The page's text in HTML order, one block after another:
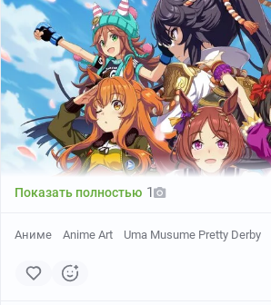
Показать полностью 1
Аниме Anime Art Uma Musume Pretty Derby